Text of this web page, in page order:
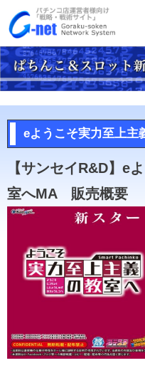
eようこそ実力至上主
【サンセイR&D】e
室へMA 販売概要